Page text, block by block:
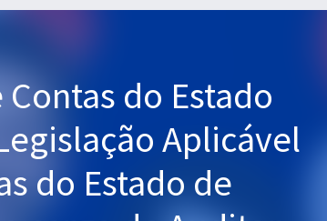
Contas do Estado
Aplicável
do Estado de